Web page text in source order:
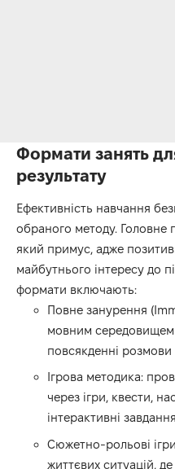
Формати занять
результату
Ефективність навчання
обраного методу.
який примус, адже
майбутнього інтересу до
формати включають:
Повне занурення
мовним середовищем
повсякденні розмови
Ігрова методика:
через ігри, квести,
інтерактивні
Сюжетно-рольові
життєвих ситуацій,